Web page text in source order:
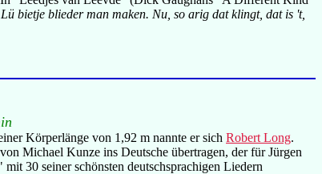
bietje blieder man maken. Nu, so arig dat klingt, dat is 't,
Körperlänge von 1,92 m nannte er sich Robert Long.
Michael Kunze ins Deutsche übertragen, der für Jürgen
30 seiner schönsten deutschsprachigen Liedern